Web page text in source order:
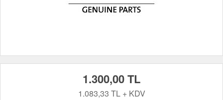
1.300,00 TL
1.083,33 TL + KDV